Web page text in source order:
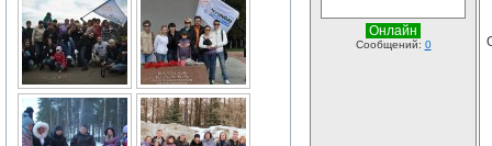
Онлайн
Сообщений: 0